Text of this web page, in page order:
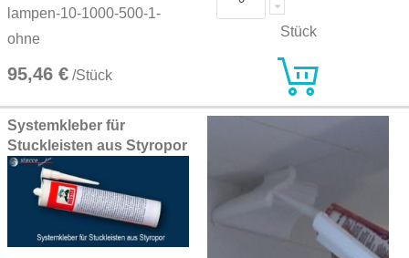
lampen-10-1000-500-1-
ohne
95,46 € /Stück
Stück
Systemkleber für
Stuckleisten aus Styropor